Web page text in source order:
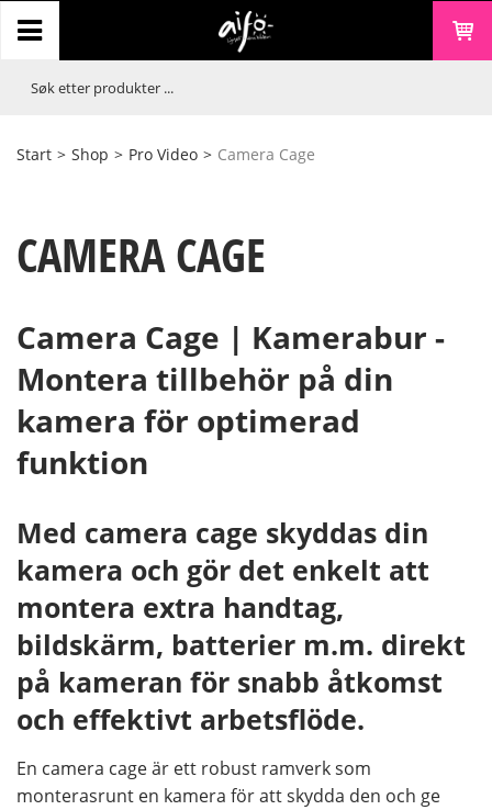
Start > Shop > Pro Video > Camera Cage
CAMERA CAGE
Camera Cage | Kamerabur -
Montera tillbehör på din
kamera för optimerad
funktion
Med camera cage skyddas din
kamera och gör det enkelt att
montera extra handtag,
bildskärm, batterier m.m. direkt
på kameran för snabb åtkomst
och effektivt arbetsflöde.
En camera cage är ett robust ramverk som
monterasrunt en kamera för att skydda den och ge